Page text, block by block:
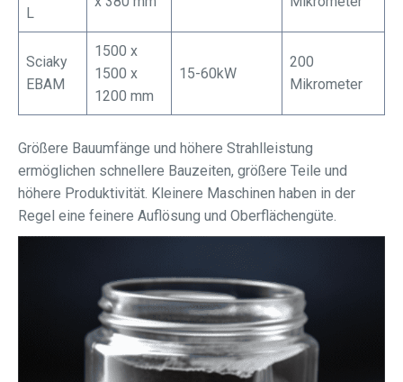
L
Sciaky
EBAM
1500 x
1500 x
1200 mm
15-60kW
200
Mikrometer
Größere Bauumfänge und höhere Strahlleistung
ermöglichen schnellere Bauzeiten, größere Teile und
höhere Produktivität. Kleinere Maschinen haben in der
Regel eine feinere Auflösung und Oberflächengüte.